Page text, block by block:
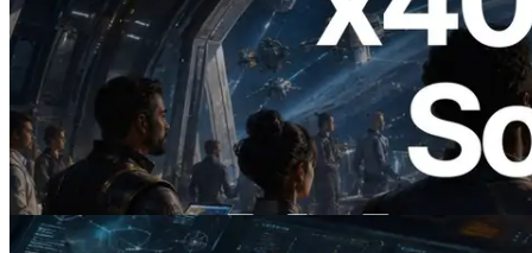
2026.07.04
ERPC ra mắt Solana RPC hỗ trợ x402 —
Mở ra thời đại AI Agent trả tiền theo nhu
cầu cho API cần dùng
Đọc bài viết này